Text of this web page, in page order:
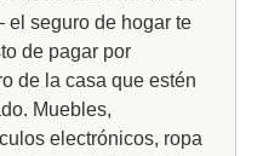
el seguro de hogar te
de pagar por
de la casa que estén
Muebles,
electrónicos, ropa